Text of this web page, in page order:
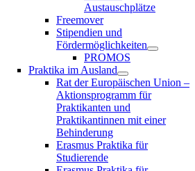
Austauschplätze
Freemover
Stipendien und
Fördermöglichkeiten
PROMOS
Praktika im Ausland
Rat der Europäischen Union –
Aktionsprogramm für
Praktikanten und
Praktikantinnen mit einer
Behinderung
Erasmus Praktika für
Studierende